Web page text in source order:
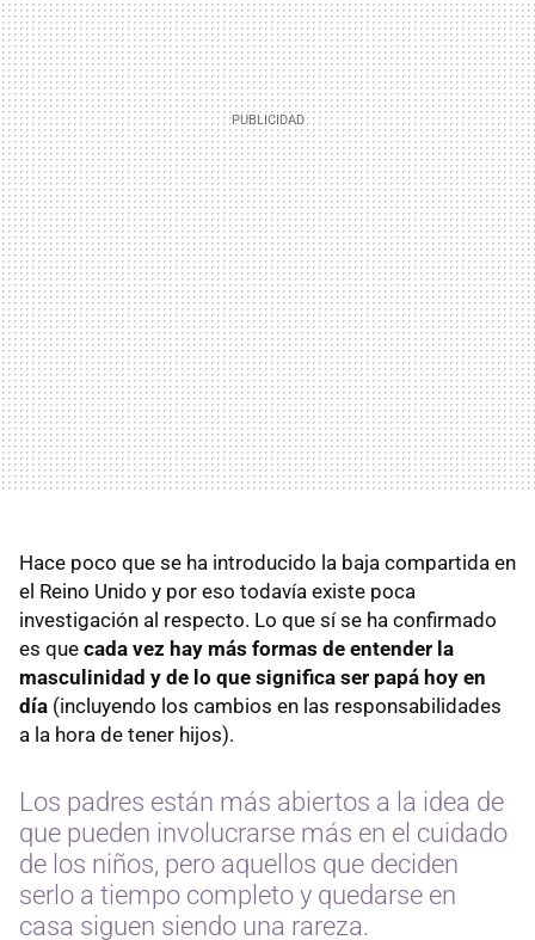
Hace poco que se ha introducido la baja compartida en
el Reino Unido y por eso todavía existe poca
investigación al respecto. Lo que sí se ha confirmado
es que cada vez hay más formas de entender la
masculinidad y de lo que significa ser papá hoy en
día (incluyendo los cambios en las responsabilidades
a la hora de tener hijos).
Los padres están más abiertos a la idea de
que pueden involucrarse más en el cuidado
de los niños, pero aquellos que deciden
serlo a tiempo completo y quedarse en
casa siguen siendo una rareza.